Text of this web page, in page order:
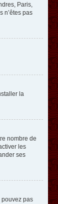
Paris,
n’êtes pas
la
nombre de
les
ses
pouvez pas